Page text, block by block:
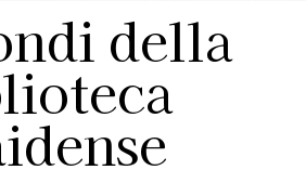
della